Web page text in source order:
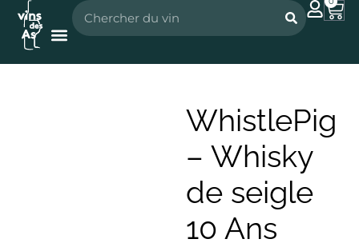
WhistlePig
– Whisky
de seigle
10 Ans